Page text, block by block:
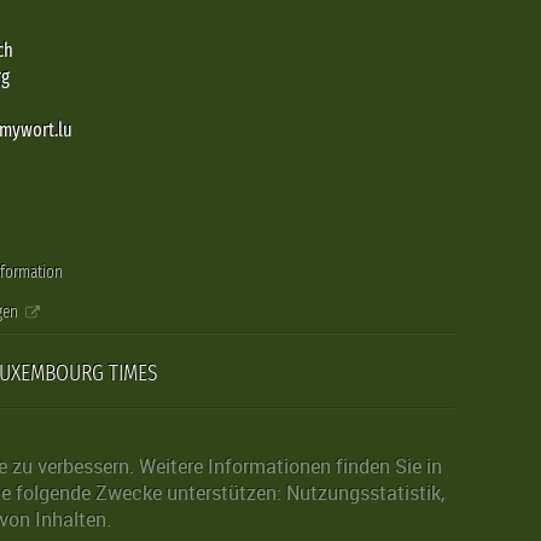
TIMES
verbessern. Weitere Informationen finden Sie in
folgende Zwecke unterstützen: Nutzungsstatistik,
Inhalten.